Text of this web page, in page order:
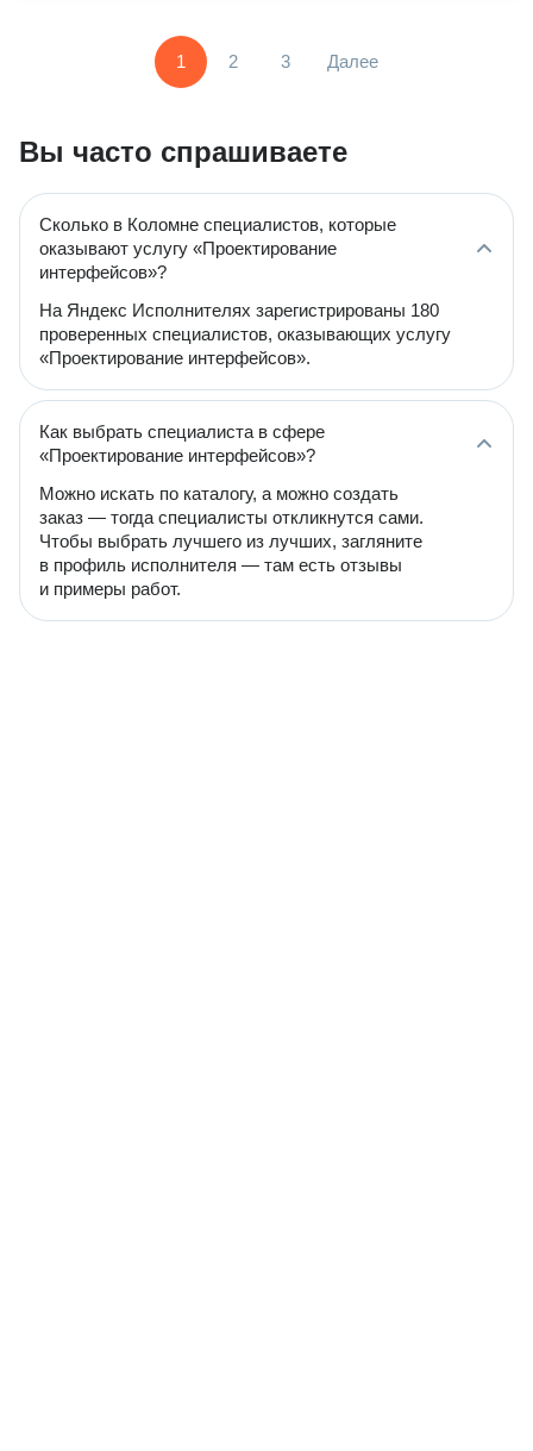
1 2 3 Далее
Вы часто спрашиваете
Сколько в Коломне специалистов, которые
оказывают услугу «Проектирование
интерфейсов»?
На Яндекс Исполнителях зарегистрированы 180
проверенных специалистов, оказывающих услугу
«Проектирование интерфейсов».
Как выбрать специалиста в сфере
«Проектирование интерфейсов»?
Можно искать по каталогу, а можно создать
заказ — тогда специалисты откликнутся сами.
Чтобы выбрать лучшего из лучших, загляните
в профиль исполнителя — там есть отзывы
и примеры работ.